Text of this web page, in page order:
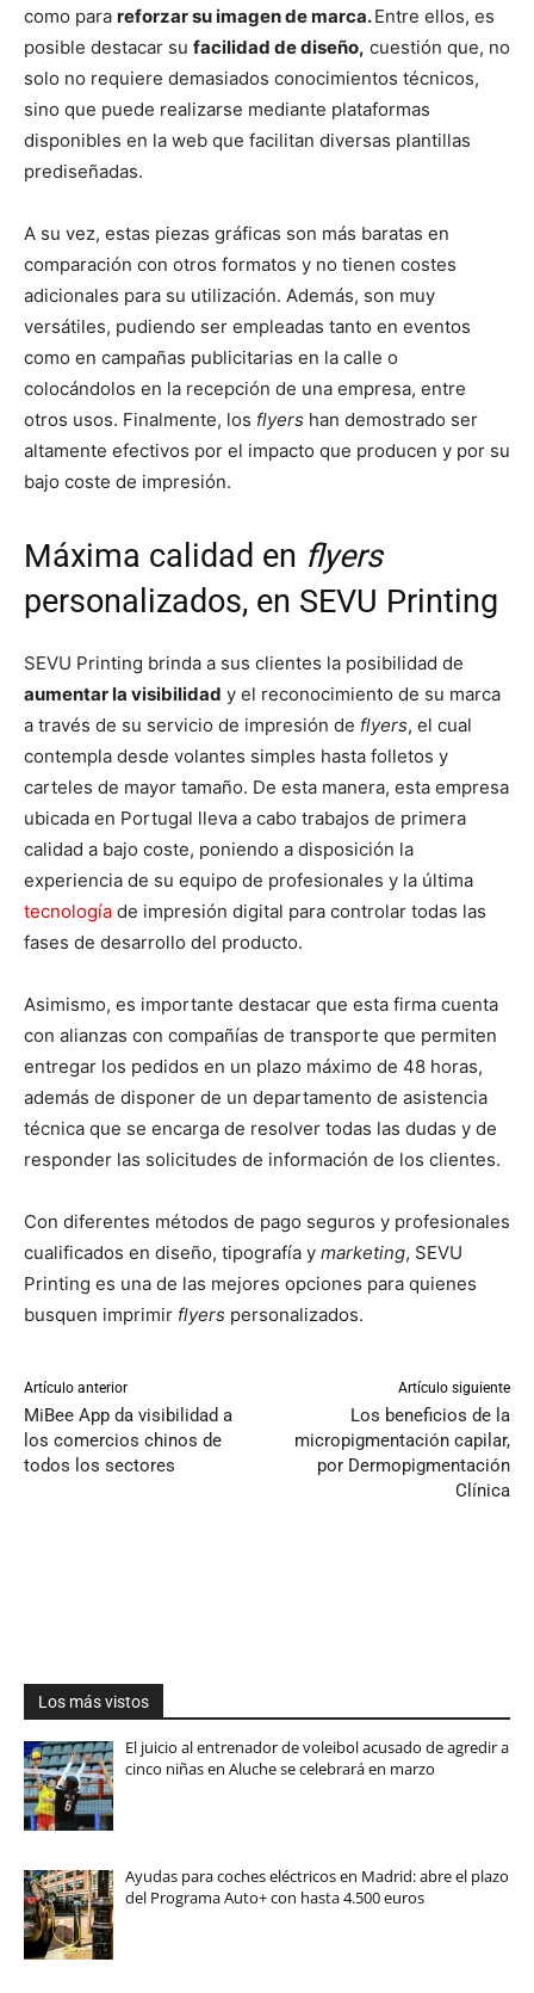
como para reforzar su imagen de marca.Entre ellos, es
posible destacar su facilidad de diseño, cuestión que, no
solo no requiere demasiados conocimientos técnicos,
sino que puede realizarse mediante plataformas
disponibles en la web que facilitan diversas plantillas
prediseñadas.
A su vez, estas piezas gráficas son más baratas en
comparación con otros formatos y no tienen costes
adicionales para su utilización. Además, son muy
versátiles, pudiendo ser empleadas tanto en eventos
como en campañas publicitarias en la calle o
colocándolos en la recepción de una empresa, entre
otros usos. Finalmente, los flyers han demostrado ser
altamente efectivos por el impacto que producen y por su
bajo coste de impresión.
Máxima calidad en flyers
personalizados, en SEVU Printing
SEVU Printing brinda a sus clientes la posibilidad de
aumentar la visibilidad y el reconocimiento de su marca
a través de su servicio de impresión de flyers, el cual
contempla desde volantes simples hasta folletos y
carteles de mayor tamaño. De esta manera, esta empresa
ubicada en Portugal lleva a cabo trabajos de primera
calidad a bajo coste, poniendo a disposición la
experiencia de su equipo de profesionales y la última
tecnología de impresión digital para controlar todas las
fases de desarrollo del producto.
Asimismo, es importante destacar que esta firma cuenta
con alianzas con compañías de transporte que permiten
entregar los pedidos en un plazo máximo de 48 horas,
además de disponer de un departamento de asistencia
técnica que se encarga de resolver todas las dudas y de
responder las solicitudes de información de los clientes.
Con diferentes métodos de pago seguros y profesionales
cualificados en diseño, tipografía y marketing, SEVU
Printing es una de las mejores opciones para quienes
busquen imprimir flyers personalizados.
Artículo anterior
MiBee App da visibilidad a
los comercios chinos de
todos los sectores
Artículo siguiente
Los beneficios de la
micropigmentación capilar,
por Dermopigmentación
Clínica
Los más vistos
El juicio al entrenador de voleibol acusado de agredir a
cinco niñas en Aluche se celebrará en marzo
Ayudas para coches eléctricos en Madrid: abre el plazo
del Programa Auto+ con hasta 4.500 euros